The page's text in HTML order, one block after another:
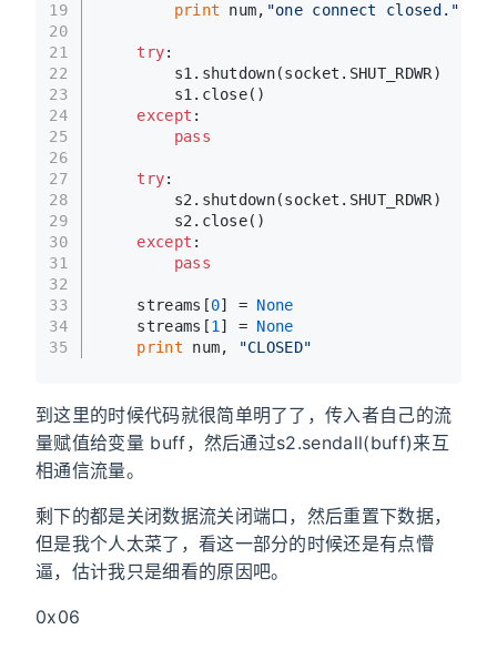
19
20
21
22
23
24
25
26
27
28
29
30
31
32
33
34
35
print num, "one connect closed."
try:
        s1.shutdown(socket.SHUT_RDWR)
        s1.close()
except :
pass
try:
        s2.shutdown(socket.SHUT_RDWR)
        s2.close()
except :
pass
    streams[
0] = None
    streams[
1 ] = None
print num, "CLOSED"
到这里的时候代码就很简单明了了，传入者自己的流
量赋值给变量 buff，然后通过s2.sendall(buff)来互
相通信流量。
剩下的都是关闭数据流关闭端口，然后重置下数据，
但是我个人太菜了，看这一部分的时候还是有点懵
逼，估计我只是细看的原因吧。
0x06